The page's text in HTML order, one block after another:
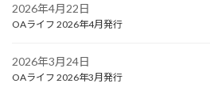
2026年4月22日
OAライフ 2026年4月発行
2026年3月24日
OAライフ 2026年3月発行